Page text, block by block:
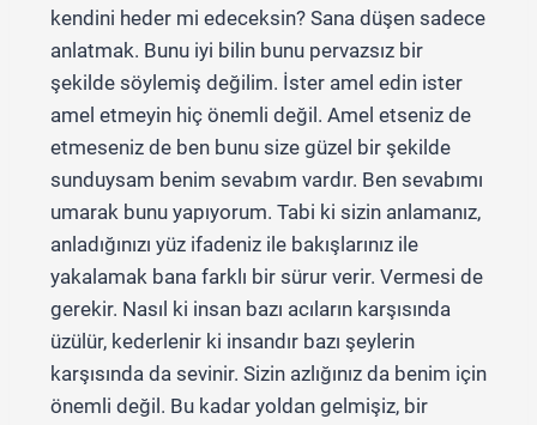
kendini heder mi edeceksin? Sana düşen sadece
anlatmak. Bunu iyi bilin bunu pervazsız bir
şekilde söylemiş değilim. İster amel edin ister
amel etmeyin hiç önemli değil. Amel etseniz de
etmeseniz de ben bunu size güzel bir şekilde
sunduysam benim sevabım vardır. Ben sevabımı
umarak bunu yapıyorum. Tabi ki sizin anlamanız,
anladığınızı yüz ifadeniz ile bakışlarınız ile
yakalamak bana farklı bir sürur verir. Vermesi de
gerekir. Nasıl ki insan bazı acıların karşısında
üzülür, kederlenir ki insandır bazı şeylerin
karşısında da sevinir. Sizin azlığınız da benim için
önemli değil. Bu kadar yoldan gelmişiz, bir